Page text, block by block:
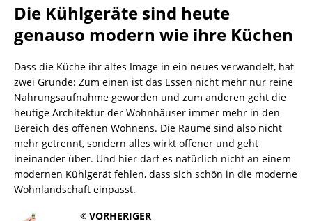
Die Kühlgeräte sind heute
genauso modern wie ihre Küchen
Dass die Küche ihr altes Image in ein neues verwandelt, hat
zwei Gründe: Zum einen ist das Essen nicht mehr nur reine
Nahrungsaufnahme geworden und zum anderen geht die
heutige Architektur der Wohnhäuser immer mehr in den
Bereich des offenen Wohnens. Die Räume sind also nicht
mehr getrennt, sondern alles wirkt offener und geht
ineinander über. Und hier darf es natürlich nicht an einem
modernen Kühlgerät fehlen, dass sich schön in die moderne
Wohnlandschaft einpasst.
VORHERIGER